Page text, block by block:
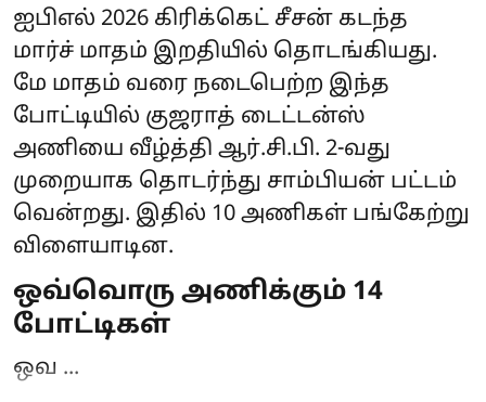
ஐபிஎல் 2026 கிரிக்கெட் சீசன் கடந்த
மார்ச் மாதம் இறதியில் தொடங்கியது.
மே மாதம் வரை நடைபெற்ற இந்த
போட்டியில் குஜராத் டைட்டன்ஸ்
அணியை வீழ்த்தி ஆர்.சி.பி. 2-வது
முறையாக தொடர்ந்து சாம்பியன் பட்டம்
வென்றது. இதில் 10 அணிகள் பங்கேற்று
விளையாடின.
ஒவ்வொரு அணிக்கும் 14
போட்டிகள்
ஒவ ...